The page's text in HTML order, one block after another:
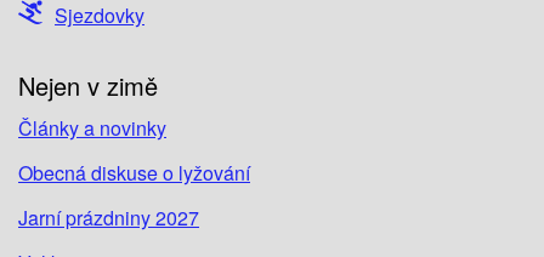
Sjezdovky
Nejen v zimě
Články a novinky
Obecná diskuse o lyžování
Jarní prázdniny 2027